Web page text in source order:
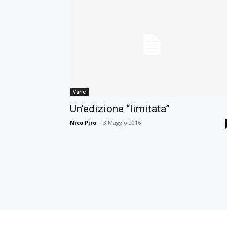
Varie
Un’edizione “limitata”
Nico Piro - 3 Maggio 2016